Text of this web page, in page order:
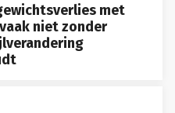
met
niet zonder